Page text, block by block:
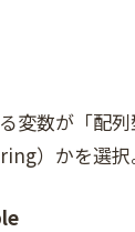
変数が「配
）かを選択